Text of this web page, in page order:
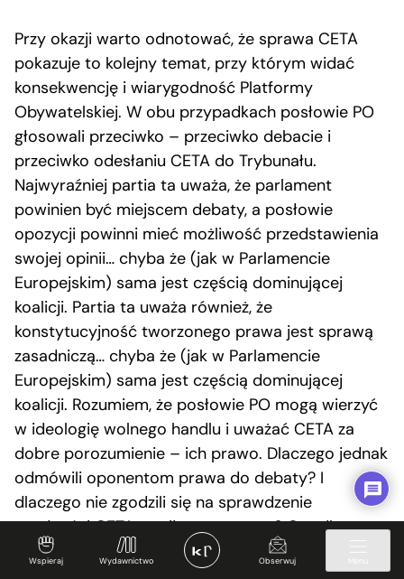
Wspieraj Wydawnictwo Obserwuj
Przy okazji warto odnotować, że sprawa CETA
pokazuje to kolejny temat, przy którym widać
konsekwencję i wiarygodność Platformy
Obywatelskiej. W obu przypadkach posłowie PO
głosowali przeciwko – przeciwko debacie i
przeciwko odesłaniu CETA do Trybunału.
Najwyraźniej partia ta uważa, że parlament
powinien być miejscem debaty, a posłowie
opozycji powinni mieć możliwość przedstawienia
swojej opinii… chyba że (jak w Parlamencie
Europejskim) sama jest częścią dominującej
koalicji. Partia ta uważa również, że
konstytucyjność tworzonego prawa jest sprawą
zasadniczą… chyba że (jak w Parlamencie
Europejskim) sama jest częścią dominującej
koalicji. Rozumiem, że posłowie PO mogą wierzyć
w ideologię wolnego handlu i uważać CETA za
dobre porozumienie – ich prawo. Dlaczego jednak
odmówili oponentom prawa do debaty? I
dlaczego nie zgodzili się na sprawdzenie
zgodności CETA z unijnym prawem? Czy dlatego,
że debata parlamentarna i ład konstytucyjny to